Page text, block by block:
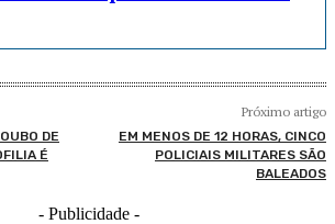
DE
É
Próximo artigo
EM MENOS DE 12 HORAS, CINCO
POLICIAIS MILITARES SÃO
BALEADOS
- Publicidade -